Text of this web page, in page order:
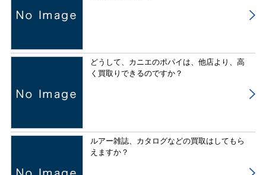
どうして、カニエのポパイは、他店より、高
く買取りできるのですか？
ルアー雑誌、カタログなどの買取はしてもら
えますか？